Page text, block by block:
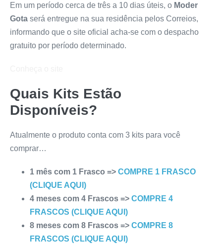
Em um período cerca de três a 10 dias úteis, o Moder
Gota será entregue na sua residência pelos Correios,
informando que o site oficial acha-se com o despacho
gratuito por período determinado.
Quais Kits Estão
Disponíveis?
Atualmente o produto conta com 3 kits para você
comprar…
1 mês com 1 Frasco => COMPRE 1 FRASCO
(CLIQUE AQUI)
4 meses com 4 Frascos => COMPRE 4
FRASCOS (CLIQUE AQUI)
8 meses com 8 Frascos => COMPRE 8
FRASCOS (CLIQUE AQUI)